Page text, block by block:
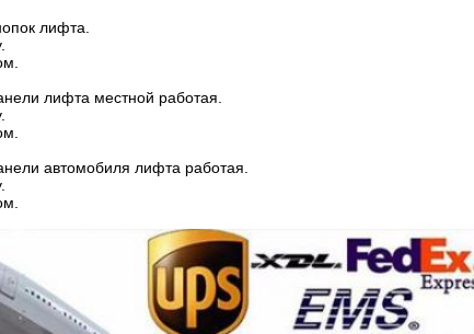
лифта.
лифта местной работая.
автомобиля лифта работая.